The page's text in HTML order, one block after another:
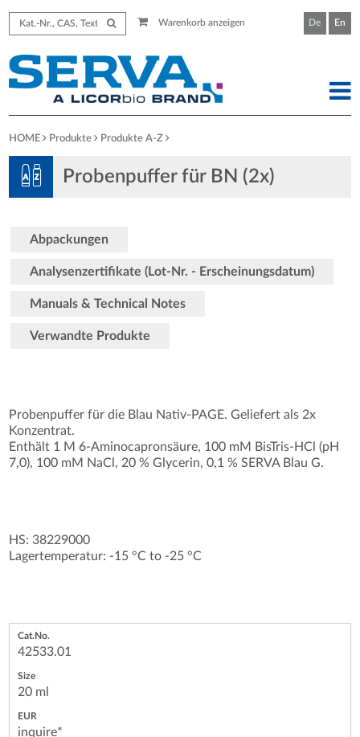
Warenkorb anzeigen De En
HOME Produkte Produkte A-Z
Probenpuffer für BN (2x)
Abpackungen
Analysenzertifikate (Lot-Nr. - Erscheinungsdatum)
Manuals & Technical Notes
Verwandte Produkte
Probenpuffer für die Blau Nativ-PAGE. Geliefert als 2x
Konzentrat.
Enthält 1 M 6-Aminocapronsäure, 100 mM BisTris-HCl (pH
7,0), 100 mM NaCl, 20 % Glycerin, 0,1 % SERVA Blau G.
HS: 38229000
Lagertemperatur: -15 °C to -25 °C
42533.01
20 ml
inquire*